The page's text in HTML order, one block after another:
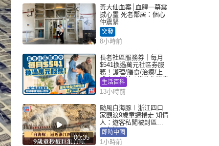
黃大仙血案│血腥一幕震
撼心靈 死者鄰居：個心
仲震緊
突發
8小時前
長者社區服務券｜每月
$541換過萬元社區券服
務！護理/膳食/治療/上門
或中心任揀 1條件免資產
審查（附申請資格及教
學）
生活百科
13小時前
00:35
颱風白海豚︱浙江四口
家觀浪9歲童遭捲走 知情
人：遊客私闖被封區域
︱有片
即時中國
1小時前